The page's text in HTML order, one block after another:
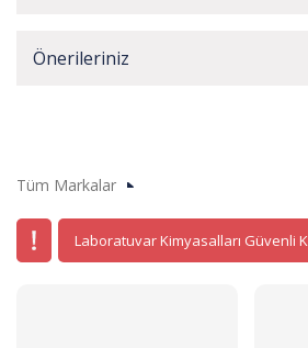
Önerileriniz
Tüm Markalar
Laboratuvar Kimyasalları Güvenli